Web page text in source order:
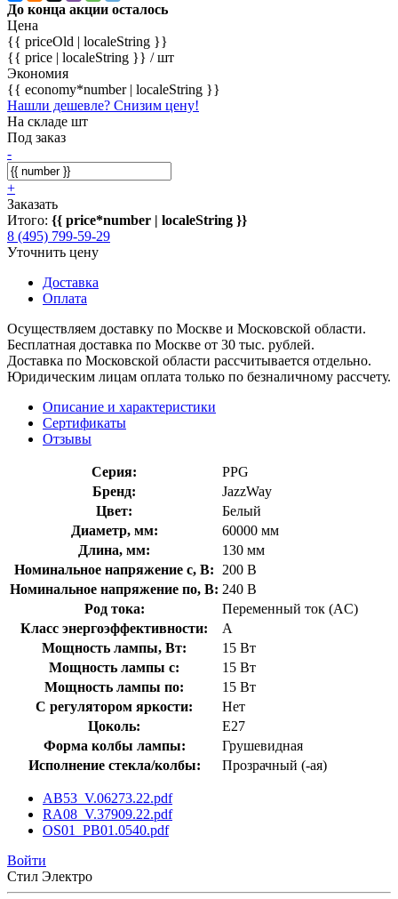
До конца акции осталось
Цена
{{ priceOld | localeString }}
{{ price | localeString }} / шт
Экономия
{{ economy*number | localeString }}
Нашли дешевле? Снизим цену!
На складе шт
Под заказ
-
+
Заказать
Итого: {{ price*number | localeString }}
8 (495) 799-59-29
Уточнить цену
Доставка
Оплата
Осуществляем доставку по Москве и Московской области.
Бесплатная доставка по Москве от 30 тыс. рублей.
Доставка по Московской области рассчитывается отдельно.
Юридическим лицам оплата только по безналичному рассчету.
Описание и характеристики
Сертификаты
Отзывы
Серия:
PPG
Бренд:
JazzWay
Цвет:
Белый
Диаметр, мм:
60000 мм
Длина, мм:
130 мм
Номинальное напряжение с, В:
200 В
Номинальное напряжение по, В: 240 В
Род тока:
Переменный ток (AC)
Класс энергоэффективности:
A
Мощность лампы, Вт:
15 Вт
Мощность лампы с:
15 Вт
Мощность лампы по:
15 Вт
С регулятором яркости:
Нет
Цоколь:
E27
Форма колбы лампы:
Грушевидная
Исполнение стекла/колбы:
Прозрачный (-ая)
AB53_V.06273.22.pdf
RA08_V.37909.22.pdf
OS01_PB01.0540.pdf
Войти
Стил Электро